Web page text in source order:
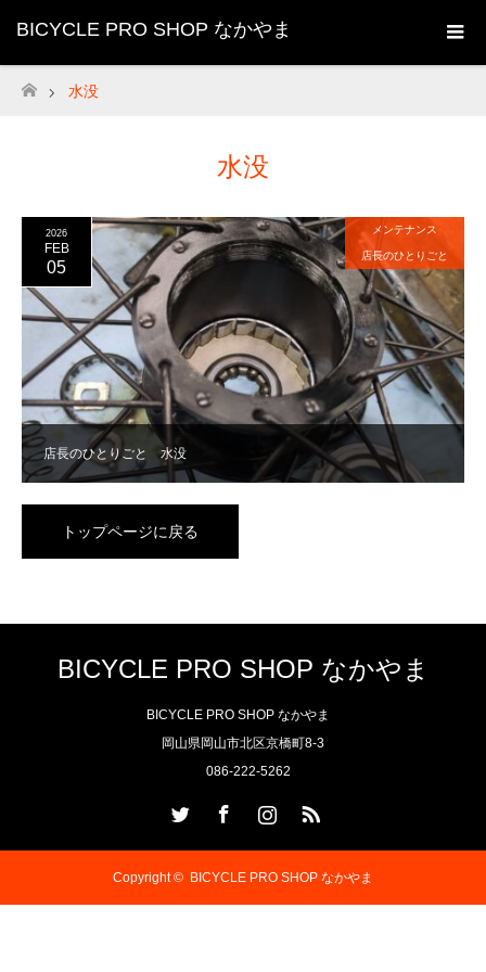
BICYCLE PRO SHOP なかやま
ホーム
水没
水没
店長のひとりごと 水没
2026
FEB
05
メンテナンス
店長のひとりごと
トップページに戻る
BICYCLE PRO SHOP なかやま
BICYCLE PRO SHOP なかやま
岡山県岡山市北区京橋町8-3
086-222-5262
Copyright © BICYCLE PRO SHOP なかやま